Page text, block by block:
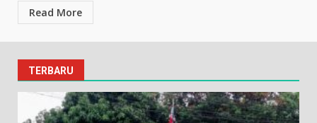
Read More
TERBARU